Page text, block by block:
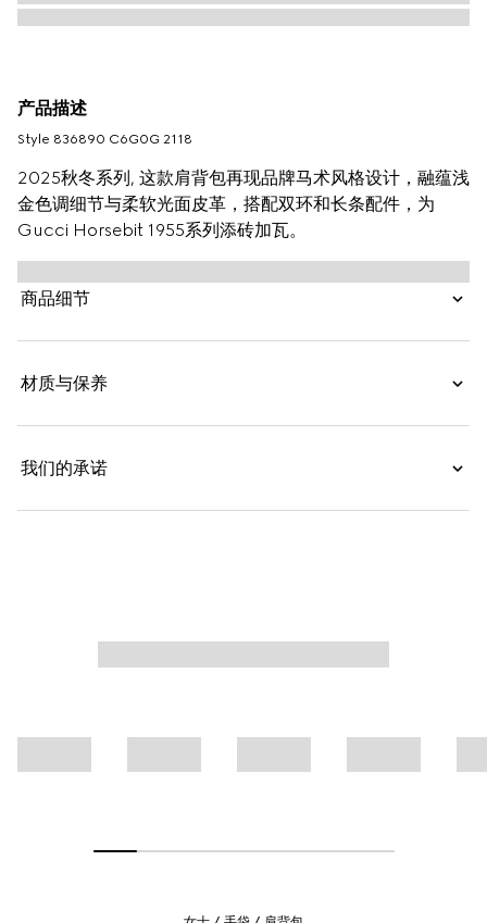
产品描述
Style ‎836890 C6G0G 2118
2025秋冬系列, 这款肩背包再现品牌马术风格设计，融蕴浅
金色调细节与柔软光面皮革，搭配双环和长条配件，为
Gucci Horsebit 1955系列添砖加瓦。
商品细节
材质与保养
我们的承诺